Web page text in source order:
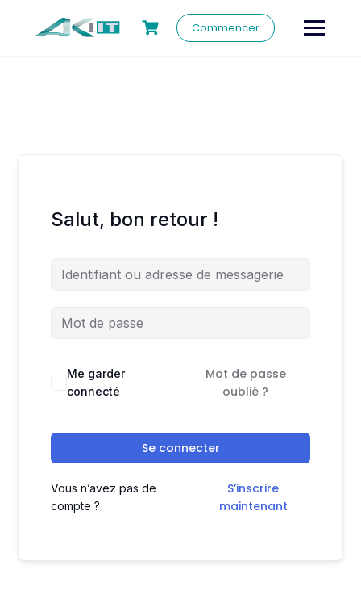
Commencer
Salut, bon retour !
Me garder
connecté
Mot de passe
oublié ?
Se connecter
Vous n’avez pas de
compte ?
S’inscrire
maintenant